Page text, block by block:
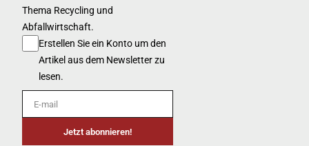
Thema Recycling und
Abfallwirtschaft.
Erstellen Sie ein Konto um den
Artikel aus dem Newsletter zu
lesen.
E-mail
Jetzt abonnieren!